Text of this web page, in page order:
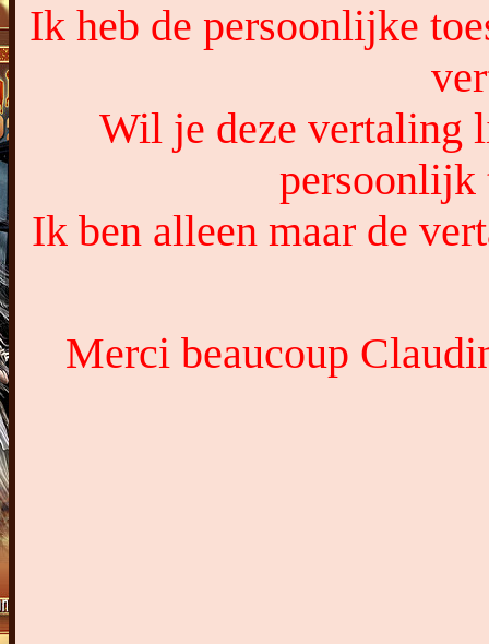
Ik heb de persoonlijke
Wil je deze vertaling
persoonlijk
Ik ben alleen maar de
Merci beaucoup